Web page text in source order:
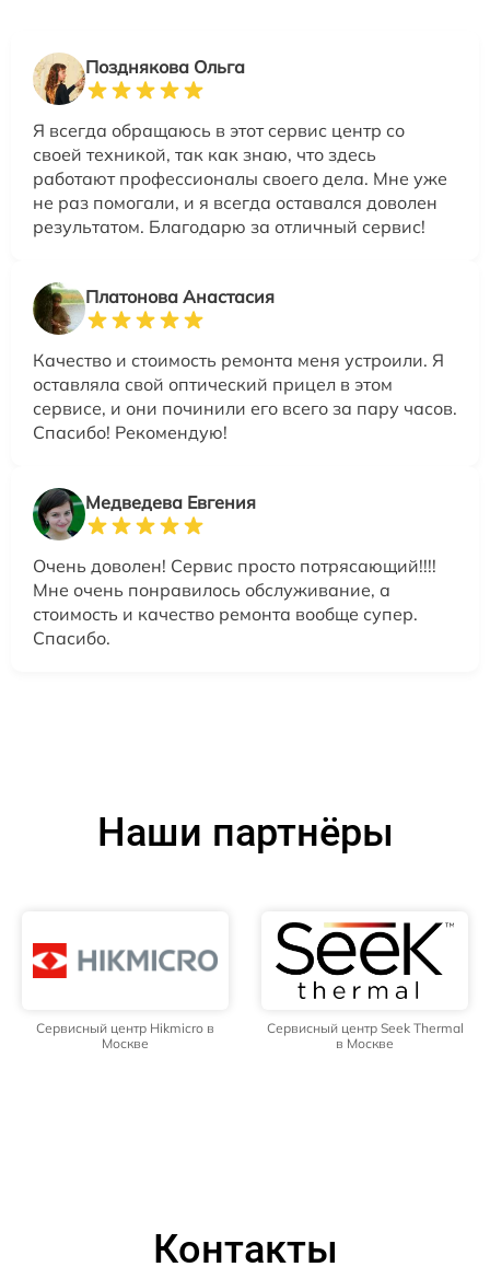
Позднякова Ольга
Я всегда обращаюсь в этот сервис центр со
своей техникой, так как знаю, что здесь
работают профессионалы своего дела. Мне уже
не раз помогали, и я всегда оставался доволен
результатом. Благодарю за отличный сервис!
Платонова Анастасия
Качество и стоимость ремонта меня устроили. Я
оставляла свой оптический прицел в этом
сервисе, и они починили его всего за пару часов.
Спасибо! Рекомендую!
Медведева Евгения
Очень доволен! Сервис просто потрясающий!!!!
Мне очень понравилось обслуживание, а
стоимость и качество ремонта вообще супер.
Спасибо.
Наши партнёры
Сервисный центр Hikmicro в
Москве
Сервисный центр Seek Thermal
в Москве
Контакты